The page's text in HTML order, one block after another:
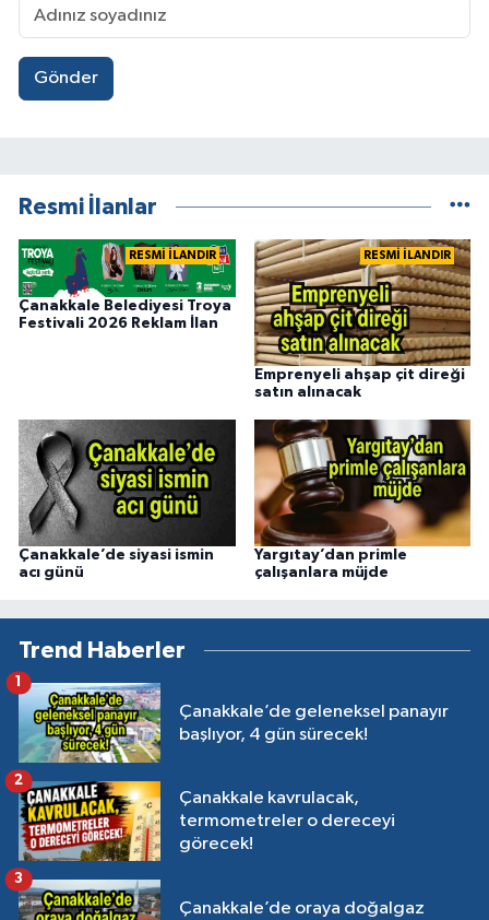
Gönder
Resmi İlanlar
RESMİ İLANDIR
Çanakkale Belediyesi Troya
Festivali 2026 Reklam İlan
RESMİ İLANDIR
Emprenyeli ahşap çit direği
satın alınacak
Çanakkale’de siyasi ismin
acı günü
Yargıtay’dan primle
çalışanlara müjde
Trend Haberler
Çanakkale’de geleneksel panayır
başlıyor, 4 gün sürecek!
Çanakkale kavrulacak,
termometreler o dereceyi
görecek!
2
Çanakkale’de oraya doğalgaz
3